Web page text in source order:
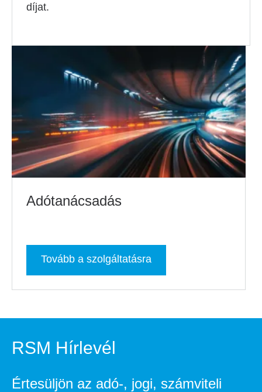
Adótanácsadás
Tovább a szolgáltatásra
díjat.
RSM Hírlevél
Értesüljön az adó-, jogi, számviteli